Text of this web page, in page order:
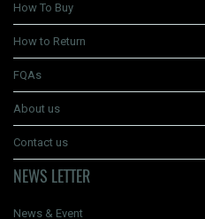
How To Buy
How to Return
FQAs
About us
Contact us
NEWS LETTER
News & Event